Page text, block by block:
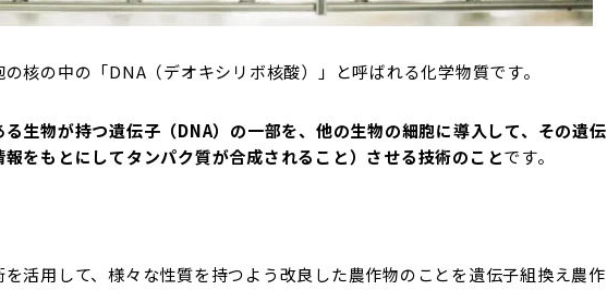
核の中の「DNA（デオキシリボ核酸）」と呼ばれる化学物質です。
る生物が持つ遺伝子（DNA）の一部を、他の生物の細胞に導入して、その遺伝
をもとにしてタンパク質が合成されること）させる技術のことです。
活用して、様々な性質を持つよう改良した農作物のことを遺伝子組換え農作